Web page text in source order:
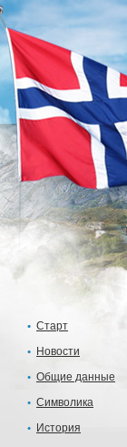
Старт
Новости
Общие данные
Символика
История